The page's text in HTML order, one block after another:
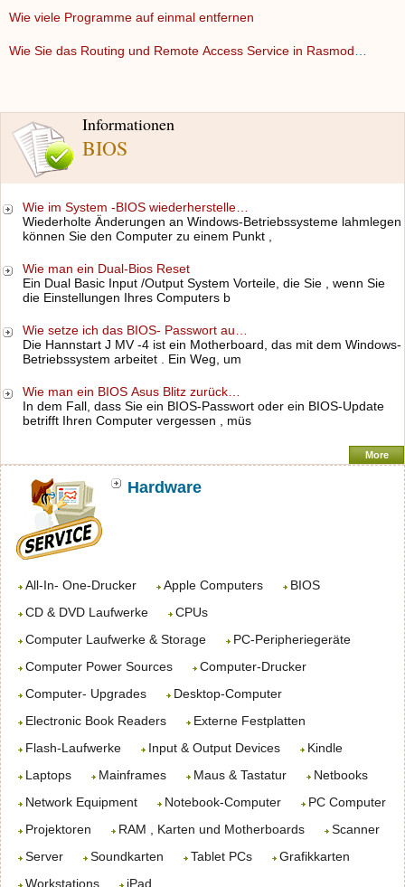
Informationen
BIOS
Wie im System -BIOS wiederherstelle…
Wiederholte Änderungen an Windows-Betriebssysteme lahmlegen
können Sie den Computer zu einem Punkt ,
Wie man ein Dual-Bios Reset
Ein Dual Basic Input /Output System Vorteile, die Sie , wenn Sie
die Einstellungen Ihres Computers b
Wie setze ich das BIOS- Passwort au…
Die Hannstart J MV -4 ist ein Motherboard, das mit dem Windows-
Betriebssystem arbeitet . Ein Weg, um
Wie man ein BIOS Asus Blitz zurück…
In dem Fall, dass Sie ein BIOS-Passwort oder ein BIOS-Update
betrifft Ihren Computer vergessen , müs
More
Hardware
All-In- One-Drucker Apple Computers
BIOS
CD & DVD Laufwerke
CPUs
Computer Laufwerke & Storage
PC-Peripheriegeräte
Computer Power Sources
Computer-Drucker
Computer- Upgrades
Desktop-Computer
Electronic Book Readers
Externe Festplatten
Flash-Laufwerke
Input & Output Devices
Kindle
Laptops
Mainframes Maus & Tastatur
Netbooks
Network Equipment
Notebook-Computer
PC Computer
Projektoren
RAM , Karten und Motherboards
Scanner
Server
Soundkarten Tablet PCs
Grafikkarten
Workstations
iPad
Wie viele Programme auf einmal entfernen